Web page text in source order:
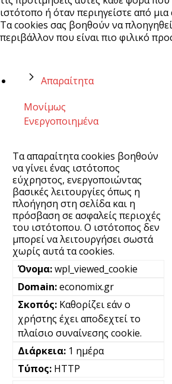
ιστότοπο ή όταν περιηγείστε από
Τα cookies σας βοηθούν να
περιβάλλον που είναι πιο φιλικό
Απαραίτητα
Μονίμως
Ενεργοποιημένα
Τα απαραίτητα cookies βοηθούν
να γίνει ένας ιστότοπος
εύχρηστος, ενεργοποιώντας
βασικές λειτουργίες όπως η
πλοήγηση στη σελίδα και η
πρόσβαση σε ασφαλείς περιοχές
του ιστότοπου. Ο ιστότοπος δεν
μπορεί να λειτουργήσει σωστά
χωρίς αυτά τα cookies.
wpl_viewed_cookie
economix.gr
Καθορίζει εάν ο
χρήστης έχει αποδεχτεί το
πλαίσιο συναίνεσης cookie.
1 ημέρα
HTTP